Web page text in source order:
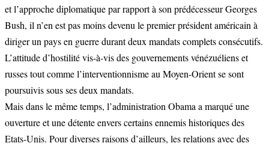
et l’approche diplomatique par rapport à son prédécesseur Georges
Bush, il n’en est pas moins devenu le premier président américain à
diriger un pays en guerre durant deux mandats complets consécutifs.
L’attitude d’hostilité vis-à-vis des gouvernements vénézuéliens et
russes tout comme l’interventionnisme au Moyen-Orient se sont
poursuivis sous ses deux mandats.
Mais dans le même temps, l’administration Obama a marqué une
ouverture et une détente envers certains ennemis historiques des
Etats-Unis. Pour diverses raisons d’ailleurs, les relations avec des